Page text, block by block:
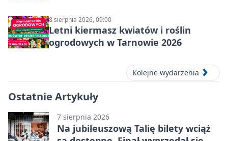
8 sierpnia 2026, 09:00
Letni kiermasz kwiatów i roślin
ogrodowych w Tarnowie 2026
Kolejne wydarzenia
Ostatnie Artykuły
7 sierpnia 2026
Na jubileuszową Talię bilety wciąż